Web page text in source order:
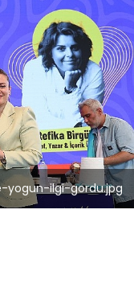
ilgi-gordu.jpg